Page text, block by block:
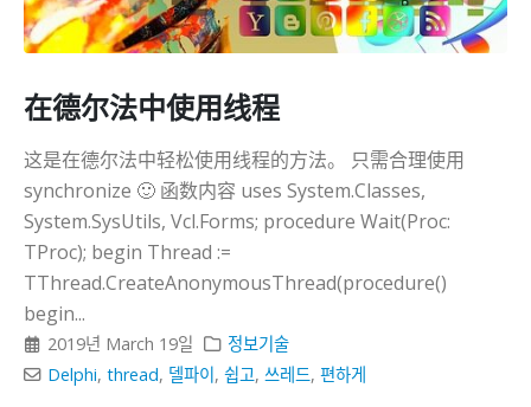
在德尔法中使用线程
这是在德尔法中轻松使用线程的方法。 只需合理使用
synchronize 🙂 函数内容 uses System.Classes,
System.SysUtils, Vcl.Forms; procedure Wait(Proc:
TProc); begin Thread :=
TThread.CreateAnonymousThread(procedure()
begin...
2019년 March 19일
정보기술
Delphi,thread, 델파이,쉽고, 쓰레드,편하게